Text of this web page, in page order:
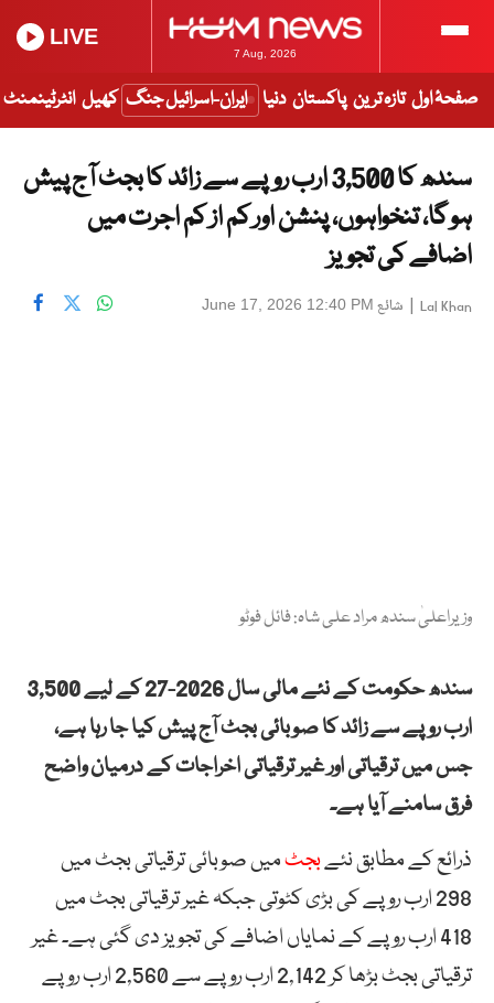
7 Aug, 2026
LIVE
صفحۂ اول تازہ ترین پاکستان دنیا ایران-اسرائیل جنگ کھیل انٹرٹینمنٹ
سندھ کا 3,500 ارب روپے سے زائد کا بجٹ آج پیش
ہو گا، تنخواہوں، پنشن اور کم از کم اجرت میں
اضافے کی تجویز
Lal Khan
| شائع June 17, 2026 12:40 PM
وزیراعلیٰ سندھ مراد علی شاہ: فائل فوٹو
سندھ حکومت کے نئے مالی سال 2026-27 کے لیے 3,500
ارب روپے سے زائد کا صوبائی بجٹ آج پیش کیا جا رہا ہے،
جس میں ترقیاتی اور غیر ترقیاتی اخراجات کے درمیان واضح
فرق سامنے آیا ہے۔
ذرائع کے مطابق نئےبجٹمیں صوبائی ترقیاتی بجٹ میں
298 ارب روپے کی بڑی کٹوتی جبکہ غیر ترقیاتی بجٹ میں
418 ارب روپے کے نمایاں اضافے کی تجویز دی گئی ہے۔ غیر
ترقیاتی بجٹ بڑھا کر 2,142 ارب روپے سے 2,560 ارب روپے